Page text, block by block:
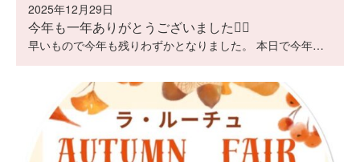
2025年12月29日
今年も一年ありがとうございました🙇‍♀️
早いもので今年も残りわずかとなりました。 本日で今年…